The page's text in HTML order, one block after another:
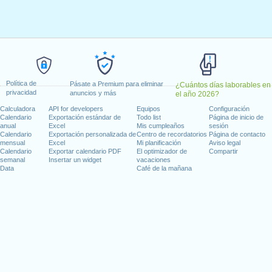
Política de
privacidad
Pásate a Premium para eliminar
anuncios y más
¿Cuántos días laborables en
el año 2026?
Calculadora
Calendario
anual
Calendario
mensual
Calendario
semanal
Data
API for developers
Exportación estándar de
Excel
Exportación personalizada de
Excel
Exportar calendario PDF
Insertar un widget
Equipos
Todo list
Mis cumpleaños
Centro de recordatorios
Mi planificación
El optimizador de
vacaciones
Café de la mañana
Configuración
Página de inicio de
sesión
Página de contacto
Aviso legal
Compartir
2023
: lunes, junio 19, 2023
4, 2023
2023
2023
noviembre 10, 2023
23, 2023
2023
fin de semana